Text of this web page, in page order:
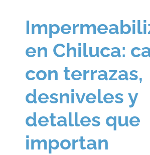
en Chiluca:
con terrazas,
desniveles y
detalles que
importan